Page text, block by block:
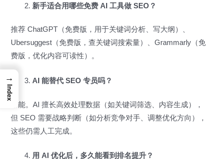
新手适合用哪些免费 AI 工具做 SEO？
推荐 ChatGPT（免费版，用于关键词分析、写大纲）、
Ubersuggest（免费版，查关键词搜索量）、Grammarly（免
费版，优化内容可读性）。
AI 能替代 SEO 专员吗？
不能。AI 擅长高效处理数据（如关键词筛选、内容生成），
但 SEO 需要战略判断（如分析竞争对手、调整优化方向），
这些仍需人工完成。
用 AI 优化后，多久能看到排名提升？
→
Index